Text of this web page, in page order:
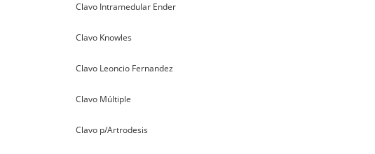
Clavo Intramedular Ender
Clavo Knowles
Clavo Leoncio Fernandez
Clavo Múltiple
Clavo p/Artrodesis